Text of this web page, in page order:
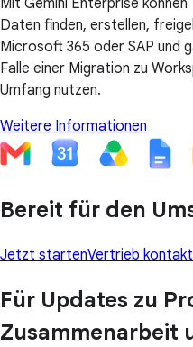
Mit Gemini Enterprise
Daten finden, erstellen,
Microsoft 365 oder SAP und
Falle einer Migration zu
Umfang nutzen.
Weitere Informationen
Bereit für den
Jetzt startenVertrieb
Für Updates zu
Zusammenarbeit